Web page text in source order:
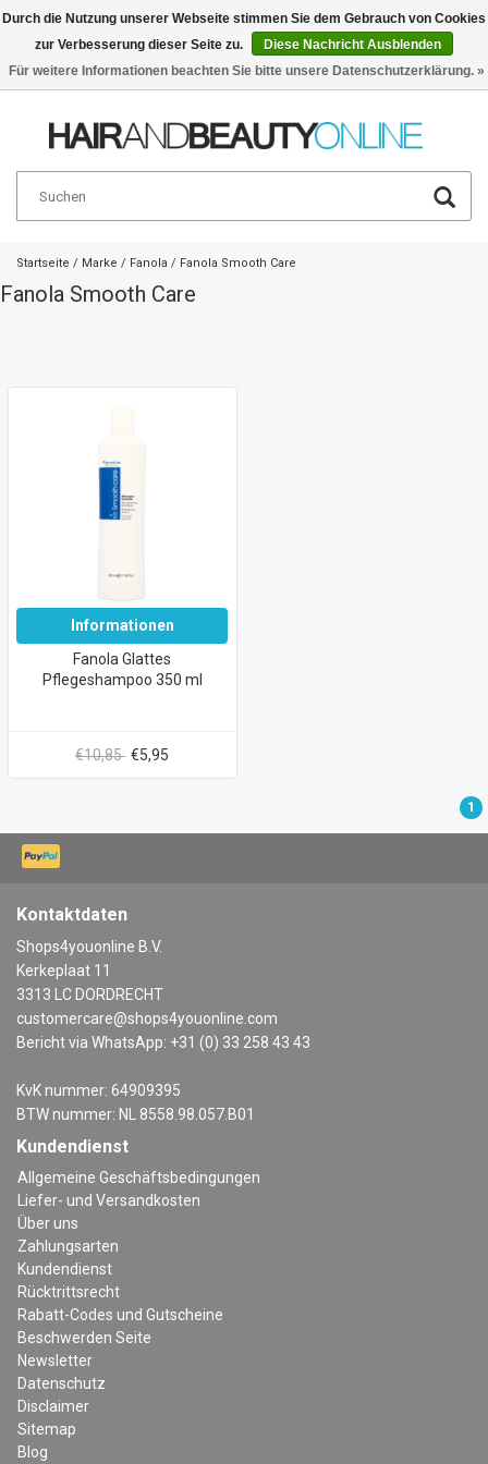
Deutsch €
Startseite / Marke / Fanola / Fanola Smooth Care
Fanola Smooth Care
Informationen
Fanola Glattes
Pflegeshampoo 350 ml
€10,85 €5,95
1
Kontaktdaten
Shops4youonline B.V.
Kerkeplaat 11
3313 LC DORDRECHT
customercare@shops4youonline.com
Bericht via WhatsApp: +31 (0) 33 258 43 43
KvK nummer: 64909395
BTW nummer: NL 8558.98.057.B01
Kundendienst
Allgemeine Geschäftsbedingungen
Liefer- und Versandkosten
Über uns
Zahlungsarten
Kundendienst
Rücktrittsrecht
Rabatt-Codes und Gutscheine
Beschwerden Seite
Newsletter
Datenschutz
Disclaimer
Sitemap
Blog
Durch die Nutzung unserer Webseite stimmen Sie dem Gebrauch von Cookies
zur Verbesserung dieser Seite zu.
Diese Nachricht Ausblenden
Für weitere Informationen beachten Sie bitte unsere Datenschutzerklärung. »